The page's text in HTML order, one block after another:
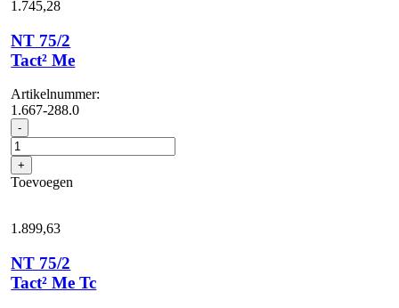
1.745,28
NT 75/2
Tact² Me
Artikelnummer:
1.667-288.0
- NT
75/2
Tact²
Me
aantal
+
Toevoegen
1.899,63
NT 75/2
Tact² Me Tc